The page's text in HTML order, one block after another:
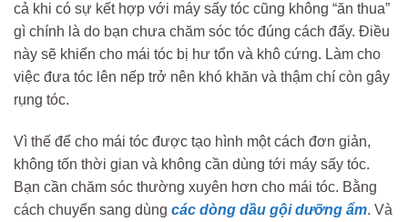
cả khi có sự kết hợp với máy sấy tóc cũng không “ăn thua”
gì chính là do bạn chưa chăm sóc tóc đúng cách đấy. Điều
này sẽ khiến cho mái tóc bị hư tổn và khô cứng. Làm cho
việc đưa tóc lên nếp trở nên khó khăn và thậm chí còn gây
rụng tóc.
Vì thế để cho mái tóc được tạo hình một cách đơn giản,
không tốn thời gian và không cần dùng tới máy sấy tóc.
Bạn cần chăm sóc thường xuyên hơn cho mái tóc. Bằng
cách chuyển sang dùng các dòng dầu gội dưỡng ẩm. Và